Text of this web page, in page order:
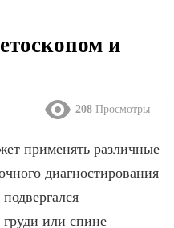
и
208 Просмотры
применять различные
диагностирования
или спине